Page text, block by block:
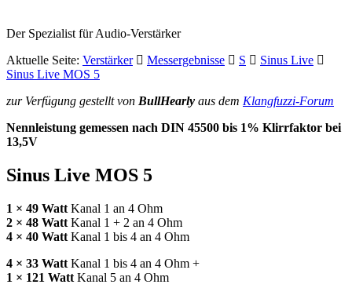
Der Spezialist für Audio-Verstärker
Aktuelle Seite: Verstärker Messergebnisse S
Sinus Live
Sinus Live MOS 5
zur Verfügung gestellt von BullHearly aus dem Klangfuzzi-Forum
Nennleistung gemessen nach DIN 45500 bis 1% Klirrfaktor bei
13,5V
Sinus Live MOS 5
1 × 49 Watt Kanal 1 an 4 Ohm
2 × 48 Watt Kanal 1 + 2 an 4 Ohm
4 × 40 Watt Kanal 1 bis 4 an 4 Ohm
4 × 33 Watt Kanal 1 bis 4 an 4 Ohm +
1 × 121 Watt Kanal 5 an 4 Ohm